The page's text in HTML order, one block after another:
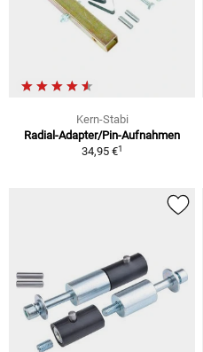
Kern-Stabi
Radial-Adapter/Pin-Aufnahmen
34,95 €1